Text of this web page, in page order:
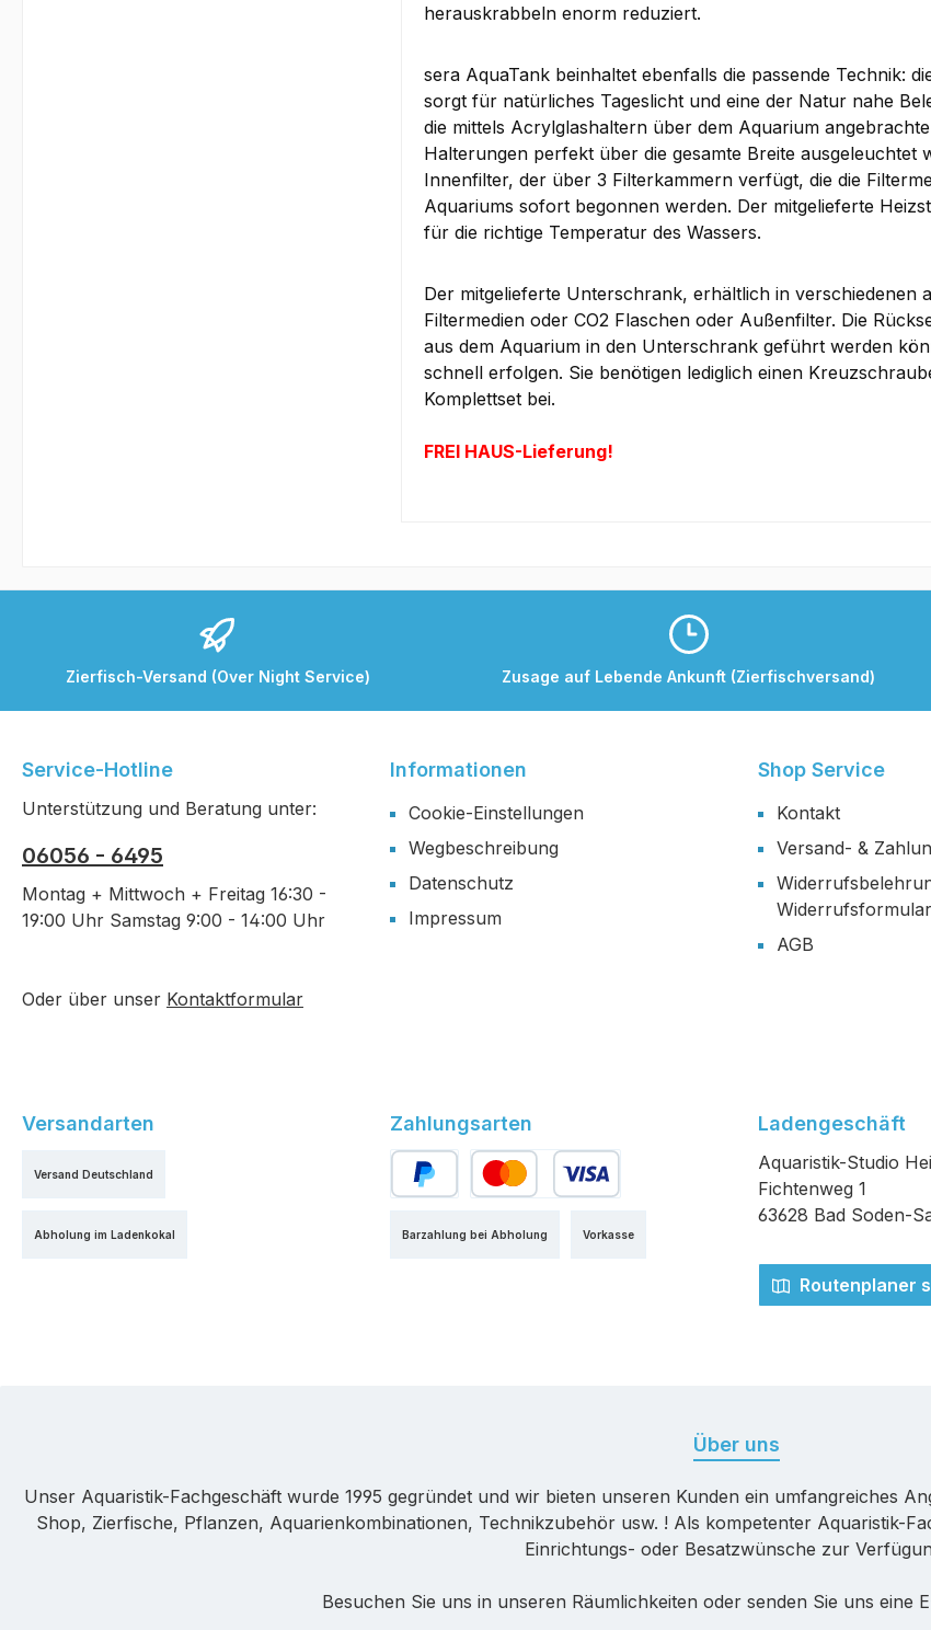
herauskrabbeln enorm reduziert.
sera AquaTank beinhaltet ebenfalls die passende Technik:
sorgt für natürliches Tageslicht und eine der Natur nahe
die mittels Acrylglashaltern über dem Aquarium
Halterungen perfekt über die gesamte Breite ausgeleuchtet
Innenfilter, der über 3 Filterkammern verfügt, die die
Aquariums sofort begonnen werden. Der mitgelieferte
für die richtige Temperatur des Wassers.
Der mitgelieferte Unterschrank, erhältlich in verschiedenen
Filtermedien oder CO2 Flaschen oder Außenfilter. Die
aus dem Aquarium in den Unterschrank geführt werden
schnell erfolgen. Sie benötigen lediglich einen
Komplettset bei.
FREI HAUS-Lieferung!
Zierfisch-Versand (Over Night Service) Zusage auf Lebende Ankunft (Zierfischversand)
Service-Hotline
Unterstützung und Beratung unter:
06056 - 6495
Montag + Mittwoch + Freitag 16:30 -
19:00 Uhr Samstag 9:00 - 14:00 Uhr
Oder über unser Kontaktformular
Informationen
Cookie-Einstellungen
Wegbeschreibung
Datenschutz
Impressum
Shop Service
Kontakt
Versand- &
Widerrufsformular
AGB
Versandarten
Versand Deutschland
Abholung im Ladenkokal
Zahlungsarten
Vorkasse
Barzahlung bei Abholung
Ladengeschäft
Aquaristik-Studio
Fichtenweg 1
63628 Bad Soden-
Routenplaner
Über uns
Unser Aquaristik-Fachgeschäft wurde 1995 gegründet und wir bieten unseren Kunden ein umfangreiches
Shop, Zierfische, Pflanzen, Aquarienkombinationen, Technikzubehör usw. ! Als kompetenter Aquaristik-
Einrichtungs- oder Besatzwünsche zur
Besuchen Sie uns in unseren Räumlichkeiten oder senden Sie uns eine